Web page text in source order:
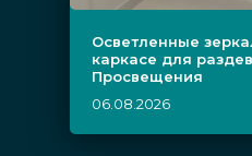
Осветленные
каркасе для
Просвещения
06.08.2026